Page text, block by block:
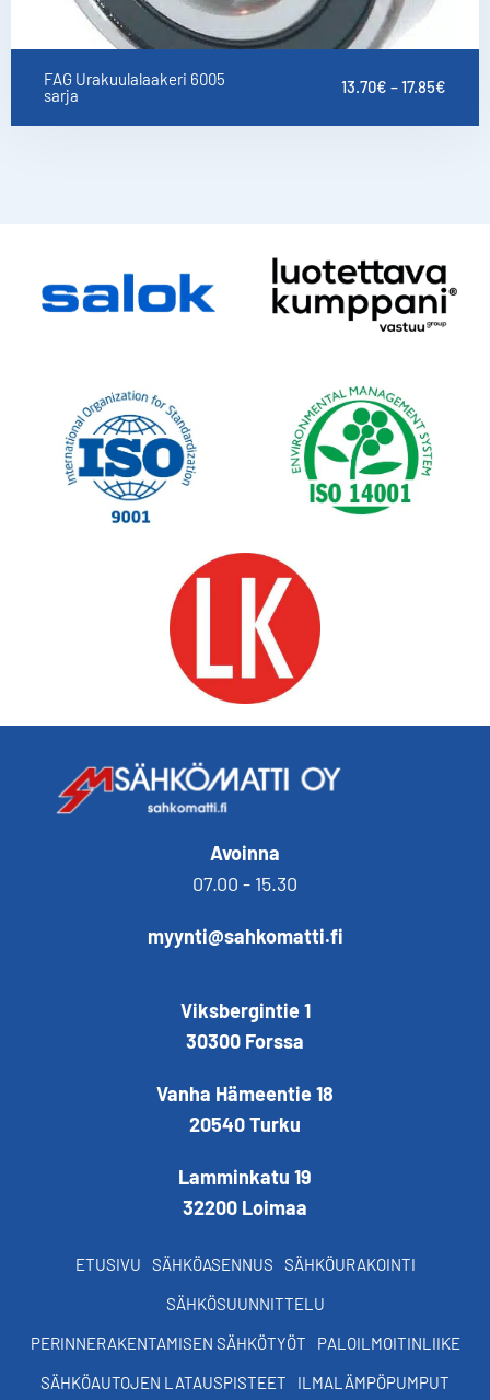
FAG Urakuulalaakeri 6005
sarja
13.70€ –17.85€
Avoinna
07.00 - 15.30
myynti@sahkomatti.fi
Viksbergintie 1
30300 Forssa
Vanha Hämeentie 18
20540 Turku
Lamminkatu 19
32200 Loimaa
ETUSIVU SÄHKÖASENNUS
SÄHKÖURAKOINTI
SÄHKÖSUUNNITTELU
PERINNERAKENTAMISEN SÄHKÖTYÖT
PALOILMOITINLIIKE
SÄHKÖAUTOJEN LATAUSPISTEET
ILMALÄMPÖPUMPUT